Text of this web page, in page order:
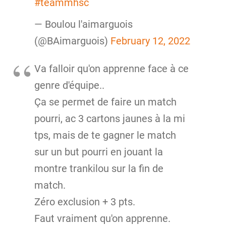
#teammhsc
— Boulou l'aimarguois
(@BAimarguois) February 12, 2022
Va falloir qu'on apprenne face à ce
genre d'équipe..
Ça se permet de faire un match
pourri, ac 3 cartons jaunes à la mi
tps, mais de te gagner le match
sur un but pourri en jouant la
montre trankilou sur la fin de
match.
Zéro exclusion + 3 pts.
Faut vraiment qu'on apprenne.